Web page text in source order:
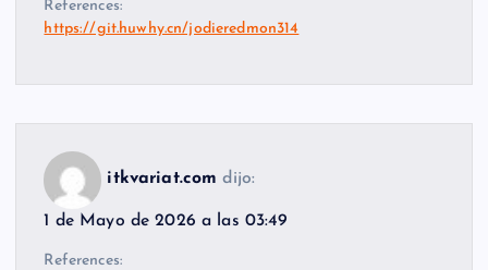
References:
https://git.huwhy.cn/jodieredmon314
itkvariat.com dijo:
1 de Mayo de 2026 a las 03:49
References: